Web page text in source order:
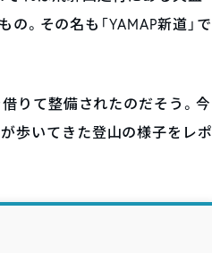
。その名も「YAMAP新道」で
りて整備されたのだそう。今
歩いてきた登山の様子をレポ